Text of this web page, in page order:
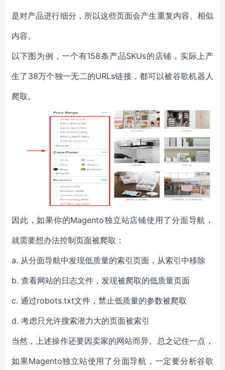
是对产品进行细分，所以这些页面会产生重复内容、相似
内容。
以下图为例，一个有158条产品SKUs的店铺，实际上产
生了38万个独一无二的URLs链接，都可以被谷歌机器人
爬取。
因此，如果你的Magento独立站店铺使用了分面导航，
就需要想办法控制页面被爬取：
a. 从分面导航中发现低质量的索引页面，从索引中移除
b. 查看网站的日志文件，发现被爬取的低质量页面
c. 通过robots.txt文件，禁止低质量的参数被爬取
d. 考虑只允许搜索潜力大的页面被索引
当然，上述操作还要因卖家的网站而异。总之记住一点，
如果Magento独立站使用了分面导航，一定要分析谷歌